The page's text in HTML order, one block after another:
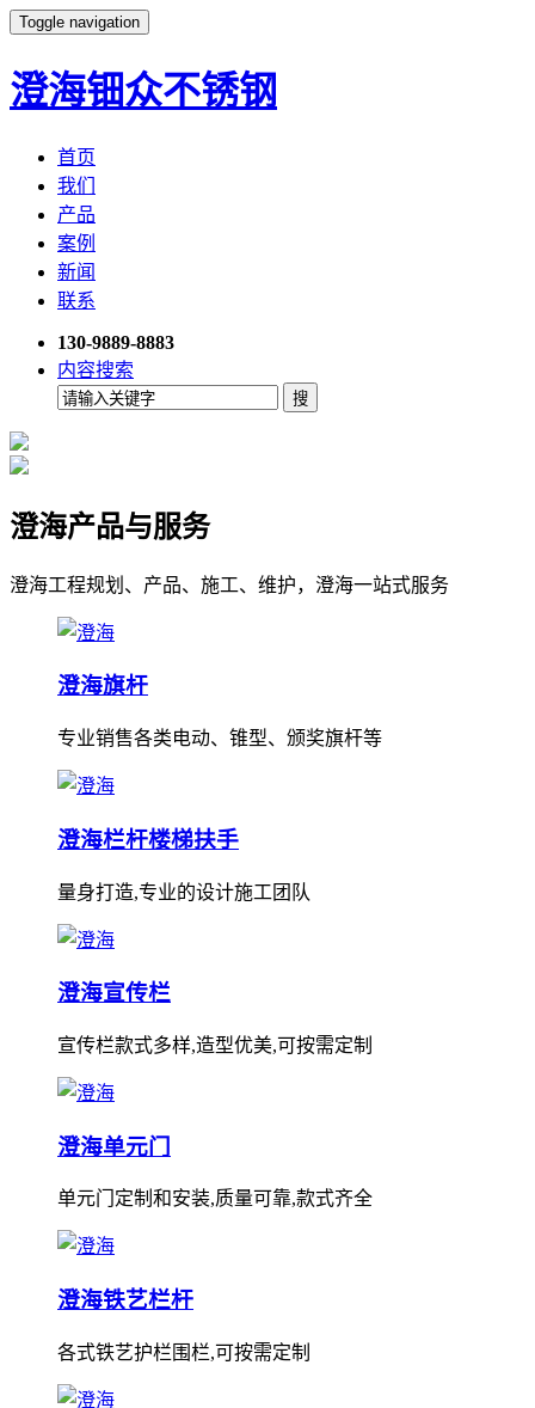
Toggle navigation
澄海钿众不锈钢
首页
我们
产品
案例
新闻
联系
130-9889-8883
内容搜索
澄海产品与服务
澄海工程规划、产品、施工、维护，澄海一站式服务
澄海旗杆
专业销售各类电动、锥型、颁奖旗杆等
澄海栏杆楼梯扶手
量身打造,专业的设计施工团队
澄海宣传栏
宣传栏款式多样,造型优美,可按需定制
澄海单元门
单元门定制和安装,质量可靠,款式齐全
澄海铁艺栏杆
各式铁艺护栏围栏,可按需定制